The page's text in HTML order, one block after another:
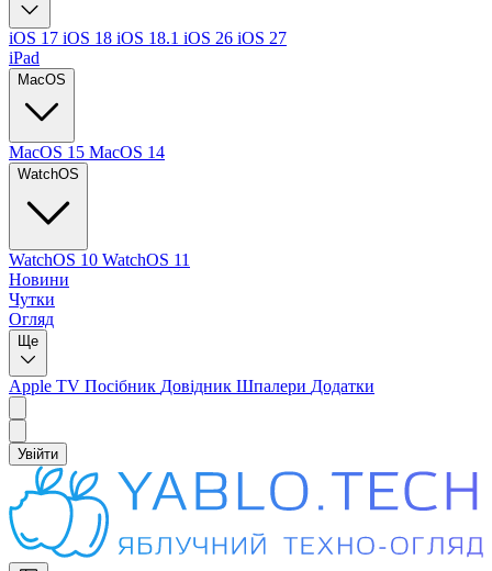
iOS 17 iOS 18 iOS 18.1 iOS 26 iOS 27
iPad
MacOS
MacOS 15 MacOS 14
WatchOS
WatchOS 10 WatchOS 11
Новини
Чутки
Огляд
Ще
Apple TV Посібник Довідник Шпалери Додатки
Увійти